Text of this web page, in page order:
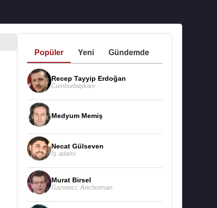
Popüler Yeni Gündemde
Recep Tayyip Erdoğan
Cumhurbaşkanı
Medyum Memiş
Necat Gülseven
İş adamı
Murat Birsel
Gazeteci, Anchorman